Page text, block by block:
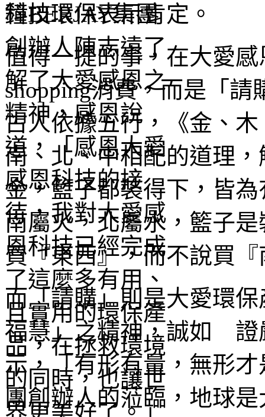
科技環保表示肯定。
值得一提的事，在大愛
shopping消費，而是「
古人依據五行，《金、
南、北、中相配的道理
金，籃子都裝得下，皆
南屬火，北屬水，籃子
買『東西』，而不說買
而「請購」則是大愛環
福慧」之精神，誠如 證
示，「有形有量，無形
團創辦人的蒞臨，地球